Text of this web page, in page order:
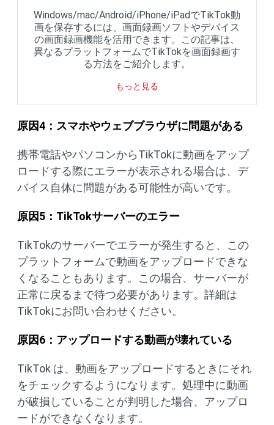
Windows/mac/Android/iPhone/iPadでTikTok動
画を保存するには、画面録画ソフトやデバイス
の画面録画機能を活用できます。この記事は、
異なるプラットフォームでTikTokを画面録画す
る方法をご紹介します。
もっと見る
原因4 ：スマホやウェブブラウザに問題がある
携帯電話やパソコンからTikTokに動画をアップ
ロードする際にエラーが表示される場合は、デ
バイス自体に問題がある可能性が高いです。
原因5 ： TikTokサーバーのエラー
TikTokのサーバーでエラーが発生すると、この
プラットフォームで動画をアップロードできな
くなることもあります。この場合、サーバーが
正常に戻るまで待つ必要があります。詳細は
TikTokにお問い合わせください。
原因6 ：アップロードする動画が壊れている
TikTok は、動画をアップロードするときにそれ
をチェックするようになります。処理中に動画
が破損していることが判明した場合、アップロ
ードができなくなります。